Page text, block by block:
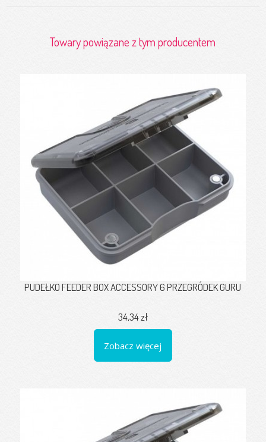
Towary powiązane z tym producentem
PUDEŁKO FEEDER BOX ACCESSORY 6 PRZEGRÓDEK GURU
34,34 zł
Zobacz więcej